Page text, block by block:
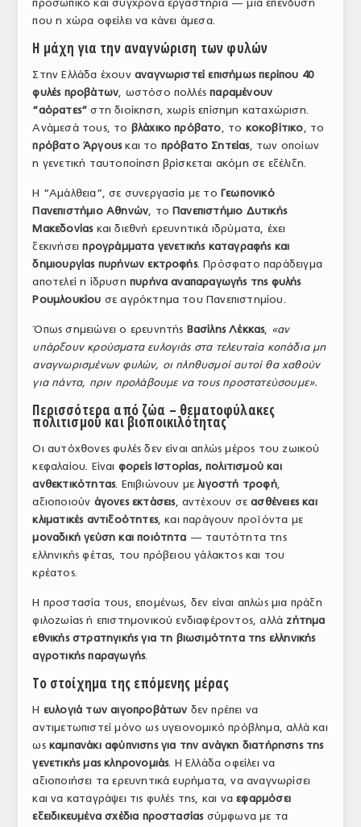
προσωπικό και σύγχρονα εργαστήρια — μια επένδυση
που η χώρα οφείλει να κάνει άμεσα.
Η μάχη για την αναγνώριση των φυλών
Στην Ελλάδα έχουν αναγνωριστεί επισήμως περίπου 40
φυλές προβάτων, ωστόσο πολλέςπαραμένουν
“αόρατες” στη διοίκηση, χωρίς επίσημη καταχώριση.
Ανάμεσά τους, το βλάχικο πρόβατο, το κοκοβίτικο, το
πρόβατο Άργουςκαι το πρόβατο Σητείας, των οποίων
η γενετική ταυτοποίηση βρίσκεται ακόμη σε εξέλιξη.
Η “Αμάλθεια”, σε συνεργασία με το Γεωπονικό
Πανεπιστήμιο Αθηνών, το Πανεπιστήμιο Δυτικής
Μακεδονίαςκαι διεθνή ερευνητικά ιδρύματα, έχει
ξεκινήσειπρογράμματα γενετικής καταγραφής και
δημιουργίας πυρήνων εκτροφής. Πρόσφατο παράδειγμα
αποτελεί η ίδρυση πυρήνα αναπαραγωγής της φυλής
Ρουμλουκίου σε αγρόκτημα του Πανεπιστημίου.
Όπως σημειώνει ο ερευνητής Βασίλης Λέκκας, «αν
υπάρξουν κρούσματα ευλογιάς στα τελευταία κοπάδια μη
αναγνωρισμένων φυλών, οι πληθυσμοί αυτοί θα χαθούν
για πάντα, πριν προλάβουμε να τους προστατεύσουμε».
Περισσότερα από ζώα – θεματοφύλακες
πολιτισμού και βιοποικιλότητας
Οι αυτόχθονες φυλές δεν είναι απλώς μέρος του ζωικού
κεφαλαίου. Είναι φορείς Ιστορίας, πολιτισμού και
ανθεκτικότητας. Επιβιώνουν μελιγοστή τροφή,
αξιοποιούν άγονες εκτάσεις, αντέχουν σεασθένειες και
κλιματικές αντιξοότητες, και παράγουν προϊόντα με
μοναδική γεύση και ποιότητα — ταυτότητα της
ελληνικής φέτας, του πρόβειου γάλακτος και του
κρέατος.
Η προστασία τους, επομένως, δεν είναι απλώς μια πράξη
φιλοζωίας ή επιστημονικού ενδιαφέροντος, αλλά ζήτημα
εθνικής στρατηγικής για τη βιωσιμότητα της ελληνικής
αγροτικής παραγωγής.
Το στοίχημα της επόμενης μέρας
Η ευλογιά των αιγοπροβάτων δεν πρέπει να
αντιμετωπιστεί μόνο ως υγειονομικό πρόβλημα, αλλά και
ως καμπανάκι αφύπνισης για την ανάγκη διατήρησης της
γενετικής μας κληρονομιάς. Η Ελλάδα οφείλει να
αξιοποιήσει τα ερευνητικά ευρήματα, να αναγνωρίσει
και να καταγράψει τις φυλές της, και ναεφαρμόσει
εξειδικευμένα σχέδια προστασίαςσύμφωνα με τα